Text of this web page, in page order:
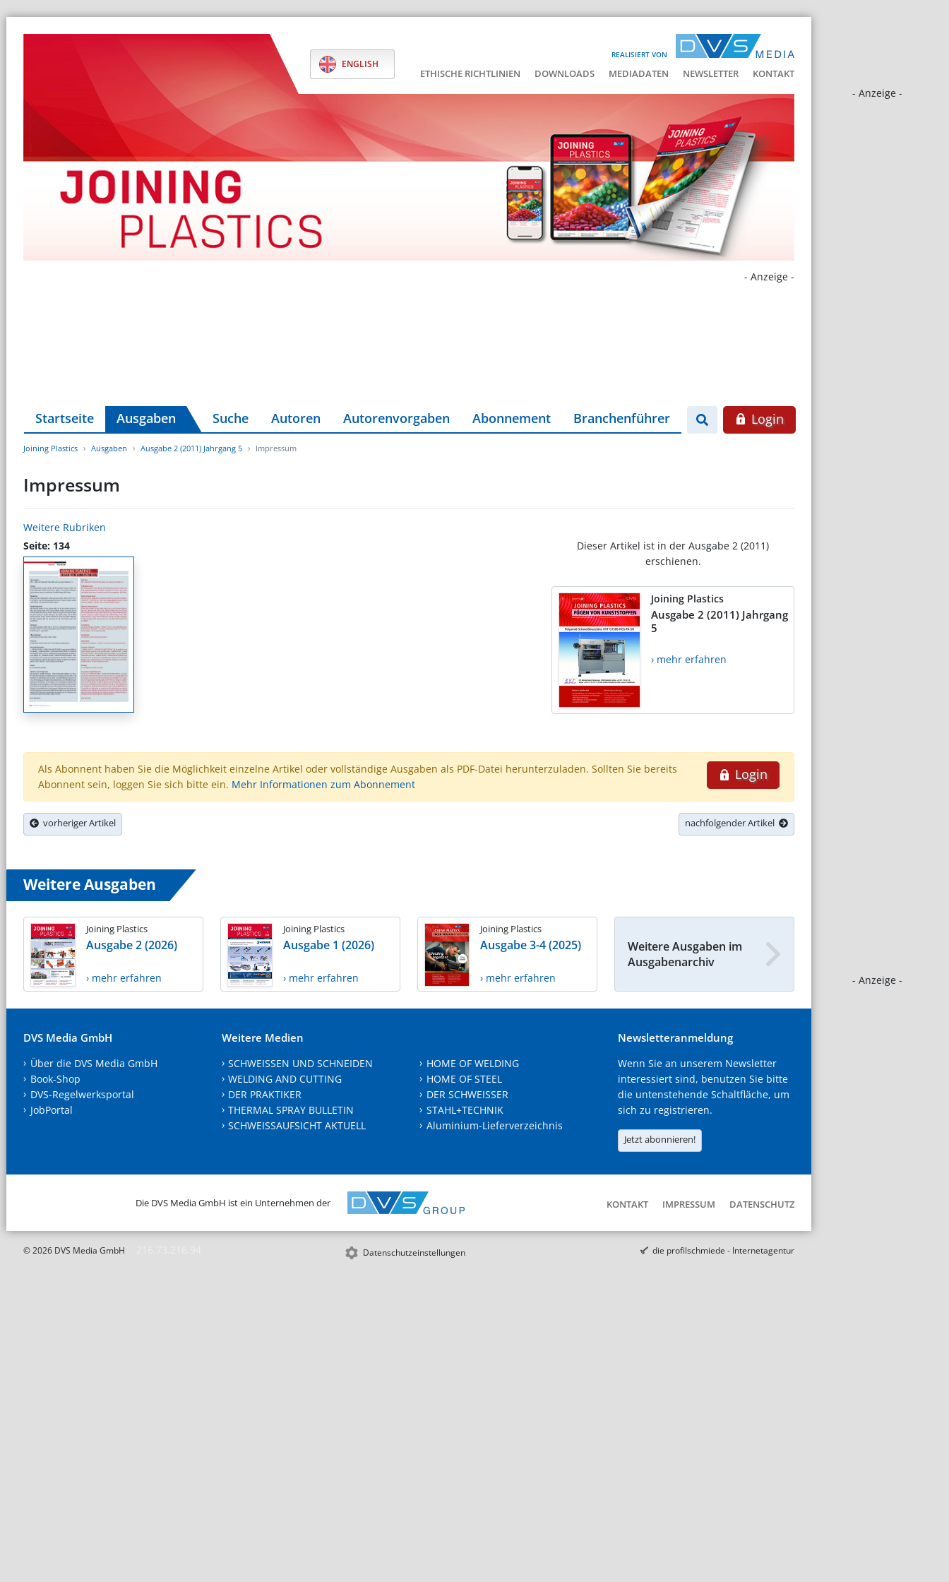
REALISIERT VON
ENGLISH
ETHISCHE RICHTLINIEN DOWNLOADS MEDIADATEN NEWSLETTER KONTAKT
- Anzeige -
- Anzeige -
- Anzeige -
Startseite Ausgaben Suche Autoren Autorenvorgaben Abonnement Branchenführer Login
Joining Plastics Ausgaben Ausgabe 2 (2011) Jahrgang 5 Impressum
Impressum
Weitere Rubriken
Seite: 134
Dieser Artikel ist in der Ausgabe 2 (2011)
erschienen.
Joining Plastics
Ausgabe 2 (2011) Jahrgang
5
› mehr erfahren
Login
Als Abonnent haben Sie die Möglichkeit einzelne Artikel oder vollständige Ausgaben als PDF-Datei herunterzuladen. Sollten Sie bereits
Abonnent sein, loggen Sie sich bitte ein. Mehr Informationen zum Abonnement
vorheriger Artikel nachfolgender Artikel
Weitere Ausgaben
Joining Plastics
Ausgabe 2 (2026)
› mehr erfahren
Joining Plastics
Ausgabe 1 (2026)
› mehr erfahren
Joining Plastics
Ausgabe 3-4 (2025)
› mehr erfahren
Weitere Ausgaben im
Ausgabenarchiv
DVS Media GmbH
Über die DVS Media GmbH
Book-Shop
DVS-Regelwerksportal
JobPortal
Weitere Medien
SCHWEISSEN UND SCHNEIDEN
WELDING AND CUTTING
DER PRAKTIKER
THERMAL SPRAY BULLETIN
SCHWEISSAUFSICHT AKTUELL
HOME OF WELDING
HOME OF STEEL
DER SCHWEISSER
STAHL+TECHNIK
Aluminium-Lieferverzeichnis
Newsletteranmeldung
Wenn Sie an unserem Newsletter
interessiert sind, benutzen Sie bitte
die untenstehende Schaltfläche, um
sich zu registrieren.
Jetzt abonnieren!
Die DVS Media GmbH ist ein Unternehmen der KONTAKT IMPRESSUM DATENSCHUTZ
© 2026 DVS Media GmbH Datenschutzeinstellungen die profilschmiede - Internetagentur